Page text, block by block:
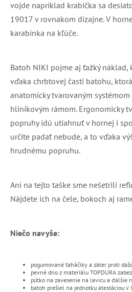
vojde napríklad krabička sa
19017 v rovnakom dizajne. V
karabínka na kľúče.
Batoh NIKI pojme aj ťažký
vďaka chrbtovej časti batohu,
anatomicky tvarovaným
hliníkovým rámom. Ergonomicky
popruhy idú utiahnuť v hornej i
určite padať nebude, a to vďaka
hrudnému popruhu.
Ani na tejto taške sme nešetrili
Nájdete ich na čele, bokoch aj
Niečo navyše:
pogumované ťaháčiky a záter proti
pevné dno z materiálu TOPDURA
pútko na zavesenie na lavicu a ďalšie
batoh prešiel na jednotku atestáciou v